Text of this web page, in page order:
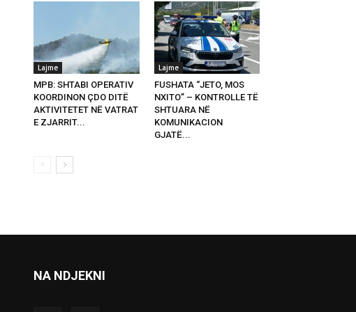
Lajme
MPB: SHTABI OPERATIV
KOORDINON ÇDO DITË
AKTIVITETET NË VATRAT
E ZJARRIT...
Lajme
FUSHATA “JETO, MOS
NXITO” – KONTROLLE TË
SHTUARA NË
KOMUNIKACION
GJATË...
NA NDJEKNI